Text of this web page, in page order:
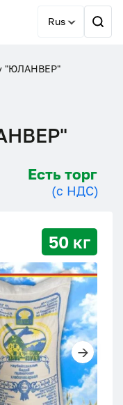
Rus
"ЮЛАНВЕР"
Есть торг
(с НДС)
50 кг